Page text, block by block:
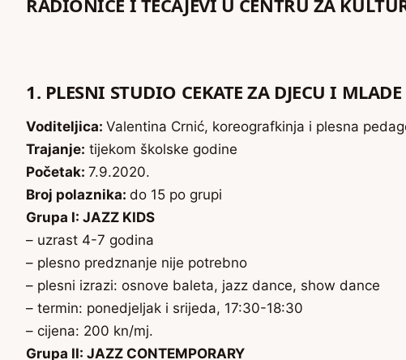
RADIONICE I TEČAJEVI U CENTRU ZA
1. PLESNI STUDIO CEKATE ZA DJECU I MLADE
Voditeljica: Valentina Crnić, koreografkinja i plesna
Trajanje: tijekom školske godine
Početak: 7.9.2020.
Broj polaznika: do 15 po grupi
Grupa I: JAZZ KIDS
– uzrast 4-7 godina
– plesno predznanje nije potrebno
– plesni izrazi: osnove baleta, jazz dance, show dance
– termin: ponedjeljak i srijeda, 17:30-18:30
– cijena: 200 kn/mj.
Grupa II: JAZZ CONTEMPORARY